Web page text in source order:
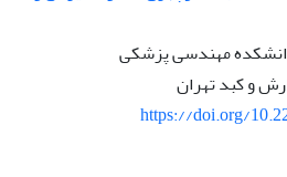
مهندسی پزشکی
و کبد تهران
https://doi.org/